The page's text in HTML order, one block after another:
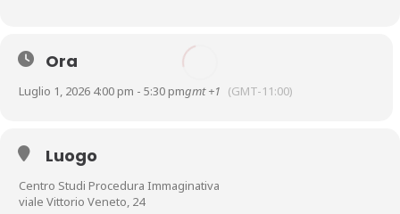
Ora
Luglio 1, 2026 4:00 pm - 5:30 pmgmt +1 (GMT-11:00)
Luogo
Centro Studi Procedura Immaginativa
viale Vittorio Veneto, 24